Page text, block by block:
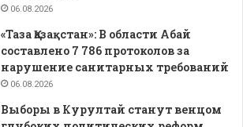
06.08.2026
«Таза Қазақстан»: В области Абай
составлено 7 786 протоколов за
нарушение санитарных требований
06.08.2026
Выборы в Курултай станут венцом